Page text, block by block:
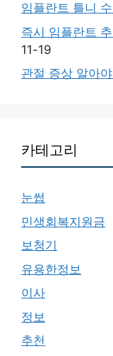
임플란트 틀니
즉시 임플란트
11-19
관절 증상 알아
카테고리
눈썹
민생회복지원금
보청기
유용한정보
이사
정보
추천